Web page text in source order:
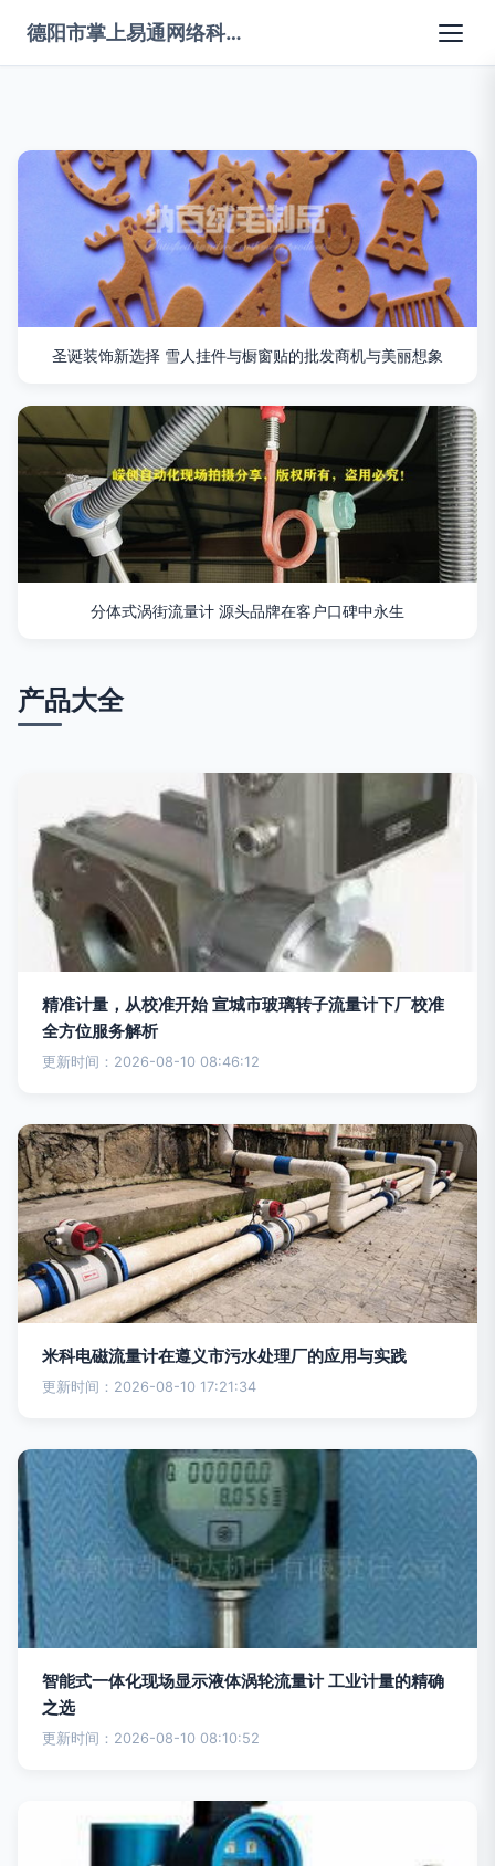
德阳市掌上易通网络科技有限公司
圣诞装饰新选择 雪人挂件与橱窗贴的批发商机与美丽想象
分体式涡街流量计 源头品牌在客户口碑中永生
产品大全
精准计量，从校准开始 宣城市玻璃转子流量计下厂校准
全方位服务解析
更新时间：2026-08-10 08:46:12
米科电磁流量计在遵义市污水处理厂的应用与实践
更新时间：2026-08-10 17:21:34
智能式一体化现场显示液体涡轮流量计 工业计量的精确
之选
更新时间：2026-08-10 08:10:52